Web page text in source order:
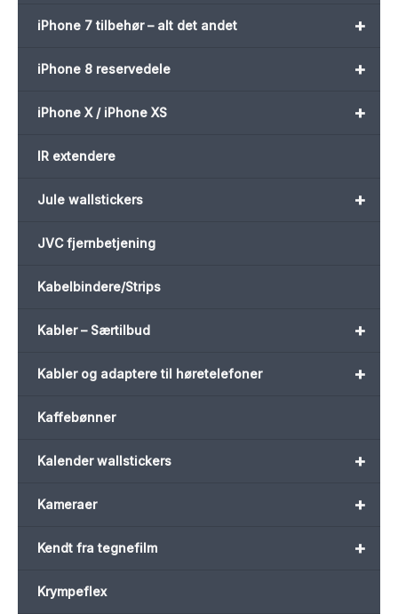
+
iPhone 7 tilbehør – alt det andet
+
iPhone 8 reservedele
+
iPhone X / iPhone XS
IR extendere
+
Jule wallstickers
JVC fjernbetjening
Kabelbindere/Strips
+
Kabler – Særtilbud
+
Kabler og adaptere til høretelefoner
Kaffebønner
+
Kalender wallstickers
+
Kameraer
+
Kendt fra tegnefilm
Krympeflex